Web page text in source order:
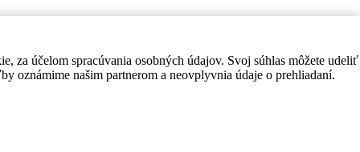
za účelom spracúvania osobných údajov. Svoj súhlas môžete udeliť
oznámime našim partnerom a neovplyvnia údaje o prehliadaní.